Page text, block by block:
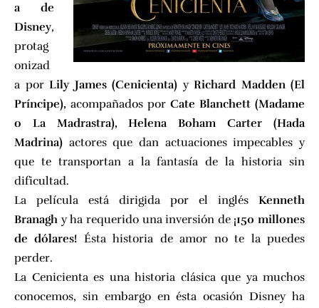
a de
Disney,
protag
onizad
a porLily James (Cenicienta) yRichard Madden (El
Príncipe), acompañados por Cate Blanchett (Madame
o La Madrastra), Helena Boham Carter (Hada
Madrina) actores que dan actuaciones impecables y
que te transportan a la fantasía de la historia sin
dificultad.
La película está dirigida por el inglés Kenneth
Branagh y ha requerido una inversión de ¡150 millones
de dólares! Ésta historia de amor no te la puedes
perder.
La Cenicienta es una historia clásica que ya muchos
conocemos, sin embargo en ésta ocasión Disney ha